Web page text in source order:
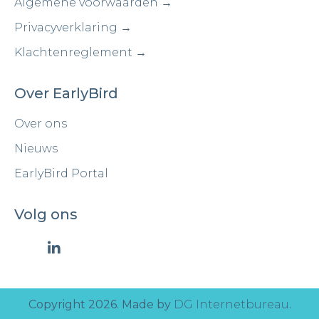
Privacyverklaring →
Klachtenreglement →
Over EarlyBird
Over ons
Nieuws
EarlyBird Portal
Volg ons
Copyright 2026. Made by DG Internetbureau.